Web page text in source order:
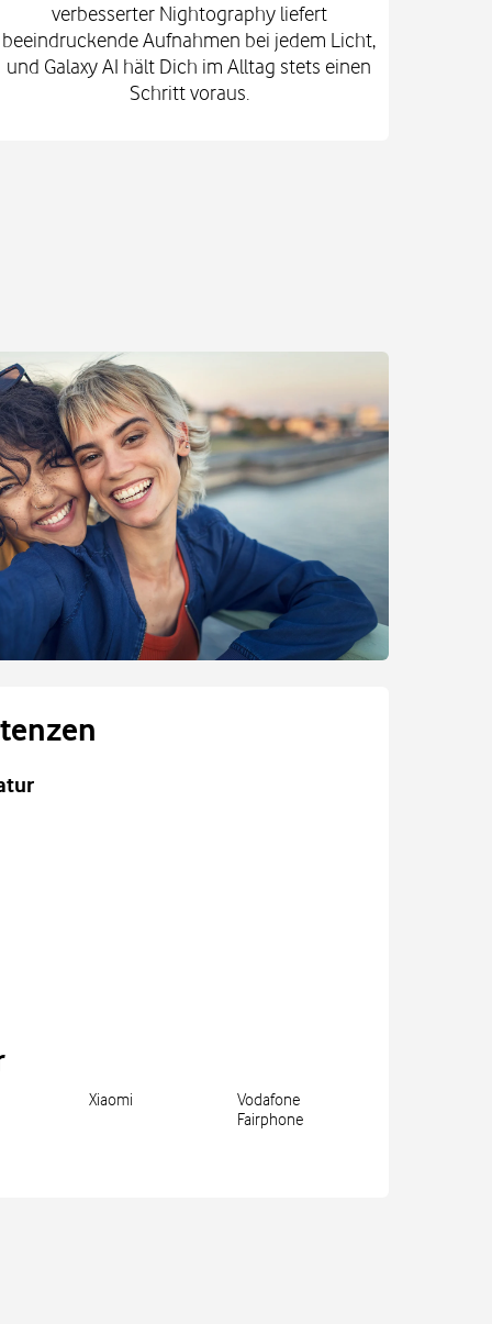
verbesserter Nightography liefert
beeindruckende Aufnahmen bei jedem Licht,
und Galaxy AI hält Dich im Alltag stets einen
Schritt voraus.
Xiaomi
Vodafone
Fairphone